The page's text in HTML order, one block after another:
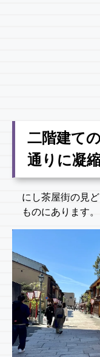
二階建て
通りに凝
にし茶屋街の見
ものにあります。